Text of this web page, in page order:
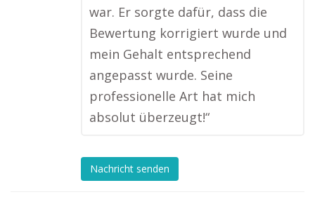
war. Er sorgte dafür, dass die
Bewertung korrigiert wurde und
mein Gehalt entsprechend
angepasst wurde. Seine
professionelle Art hat mich
absolut überzeugt!“
Nachricht senden